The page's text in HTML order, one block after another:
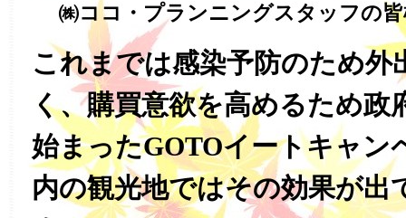
㈱ココ・プランニングスタッフの
これまでは感染予防のため外
く、購買意欲を高めるため政
始まったGOTOイートキャン
内の観光地ではその効果が出